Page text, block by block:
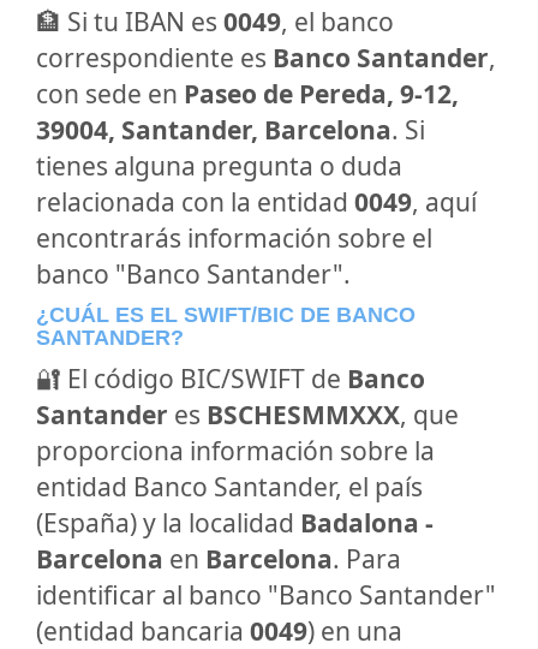
🏦 Si tu IBAN es 0049, el banco
correspondiente es Banco Santander,
con sede en Paseo de Pereda, 9-12,
39004, Santander, Barcelona. Si
tienes alguna pregunta o duda
relacionada con la entidad 0049, aquí
encontrarás información sobre el
banco "Banco Santander".
¿CUÁL ES EL SWIFT/BIC DE BANCO
SANTANDER?
🔐 El código BIC/SWIFT de Banco
Santander es BSCHESMMXXX, que
proporciona información sobre la
entidad Banco Santander, el país
(España) y la localidad Badalona -
Barcelona en Barcelona. Para
identificar al banco "Banco Santander"
(entidad bancaria 0049) en una